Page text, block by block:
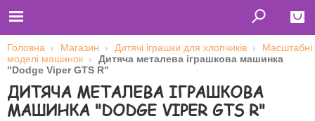
Главная
Футболки
Толстовки (кенгурушки)
Головна Магазин Дитячі іграшки для хлопчиків
Масштабні
моделі машинок
Дитяча металева іграшкова машинка
"Dodge Viper GTS R"
ДИТЯЧА МЕТАЛЕВА ІГРАШКОВА
МАШИНКА "DODGE VIPER GTS R"